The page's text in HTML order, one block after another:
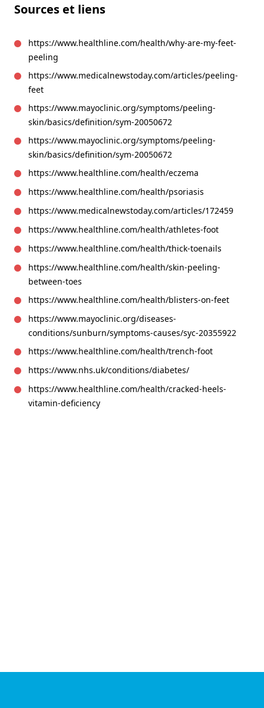
Sources et liens
https://www.healthline.com/health/why-are-my-feet-
peeling
https://www.medicalnewstoday.com/articles/peeling-
feet
https://www.mayoclinic.org/symptoms/peeling-
skin/basics/definition/sym-20050672
https://www.mayoclinic.org/symptoms/peeling-
skin/basics/definition/sym-20050672
https://www.healthline.com/health/eczema
https://www.healthline.com/health/psoriasis
https://www.medicalnewstoday.com/articles/172459
https://www.healthline.com/health/athletes-foot
https://www.healthline.com/health/thick-toenails
https://www.healthline.com/health/skin-peeling-
between-toes
https://www.healthline.com/health/blisters-on-feet
https://www.mayoclinic.org/diseases-
conditions/sunburn/symptoms-causes/syc-20355922
https://www.healthline.com/health/trench-foot
https://www.nhs.uk/conditions/diabetes/
https://www.healthline.com/health/cracked-heels-
vitamin-deficiency